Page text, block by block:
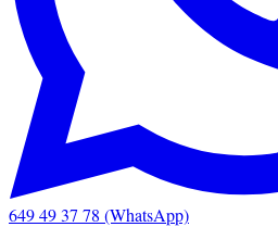
649 49 37 78 (WhatsApp)